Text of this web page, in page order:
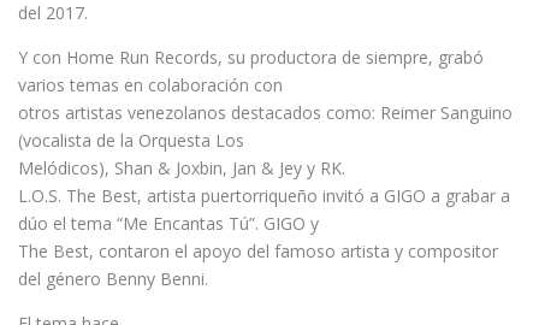
del 2017.
Y con Home Run Records, su productora de siempre, grabó
varios temas en colaboración con
otros artistas venezolanos destacados como: Reimer Sanguino
(vocalista de la Orquesta Los
Melódicos), Shan & Joxbin, Jan & Jey y RK.
L.O.S. The Best, artista puertorriqueño invitó a GIGO a grabar a
dúo el tema “Me Encantas Tú”. GIGO y
The Best, contaron el apoyo del famoso artista y compositor
del género Benny Benni.